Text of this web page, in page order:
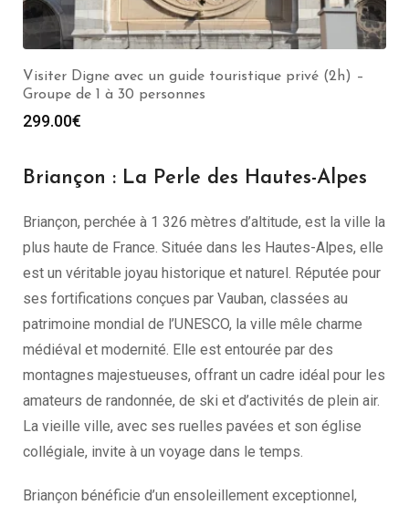
Visite de Digne avec un guide privé (1 à 10h) – Groupe
jusqu’à 30 personnes
279.00€
Briançon : La Perle des Hautes-Alpes
Briançon, perchée à 1 326 mètres d’altitude, est la ville la
plus haute de France. Située dans les Hautes-Alpes, elle
est un véritable joyau historique et naturel. Réputée pour
ses fortifications conçues par Vauban, classées au
patrimoine mondial de l’UNESCO, la ville mêle charme
médiéval et modernité. Elle est entourée par des
montagnes majestueuses, offrant un cadre idéal pour les
amateurs de randonnée, de ski et d’activités de plein air.
La vieille ville, avec ses ruelles pavées et son église
collégiale, invite à un voyage dans le temps.
Briançon bénéficie d’un ensoleillement exceptionnel,